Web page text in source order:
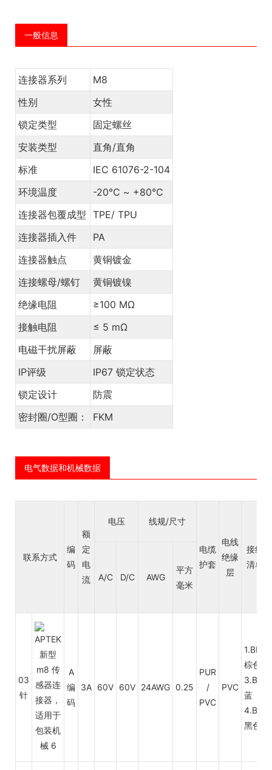
一般信息
连接器系列
M8
性别
女性
锁定类型
固定螺丝
安装类型
直角/直角
标准
IEC 61076-2-104
环境温度
-20℃ ~ +80℃
连接器包覆成型 TPE/ TPU
连接器插入件
PA
连接器触点
黄铜镀金
连接螺母/螺钉
黄铜镀镍
绝缘电阻
≥100 MΩ
接触电阻
≤ 5 mΩ
电磁干扰屏蔽
屏蔽
IP评级
IP67 锁定状态
锁定设计
防震
密封圈/O型圈：
FKM
电气数据和机械数据
联系方式
编
码
额
定
电
流
电压 线规/尺寸
电缆
护套
电线
绝缘
层
接线
清单
A/C D/C AWG
平方
毫米
03
针
A
编
码
3A 60V 60V 24AWG 0.25
PUR
/
PVC
PVC
1.BN
棕色
3.BU
蓝
4.BK
黑色